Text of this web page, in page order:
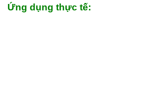
Ứng dụng thực tế: